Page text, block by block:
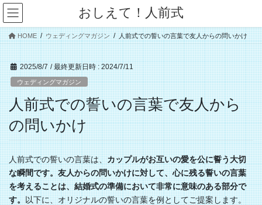
コ
ン
テ
ン
ツ
へ
ス
キ
ッ
プ
ナ
ビ
ゲ
ー
シ
ョ
ン
に
移
動
おしえて！人前式
HOME ウェディングマガジン 人前式での誓いの言葉で友人からの問いかけ
2025/8/7 / 最終更新日時 :2024/7/11
ウェディングマガジン
人前式での誓いの言葉で友人から
の問いかけ
人前式での誓いの言葉は、カップルがお互いの愛を公に誓う大切
な瞬間です。友人からの問いかけに対して、心に残る誓いの言葉
を考えることは、結婚式の準備において非常に意味のある部分で
す。以下に、オリジナルの誓いの言葉を例としてご提案します。